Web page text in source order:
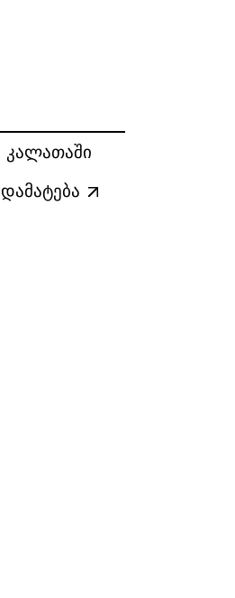
(10 ცალი) quantity
კალათაში
დამატება